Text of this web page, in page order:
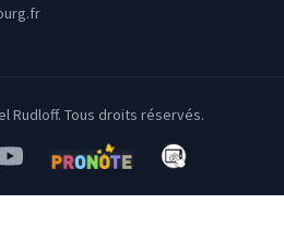
Rudloff. Tous droits réservés.
Pronote Mon Bureau